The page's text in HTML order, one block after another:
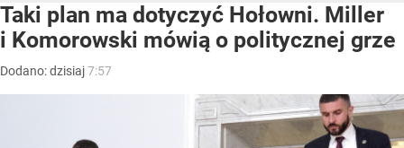
Taki plan ma dotyczyć Hołowni. Miller
i Komorowski mówią o politycznej grze
Dodano:dzisiaj7:57